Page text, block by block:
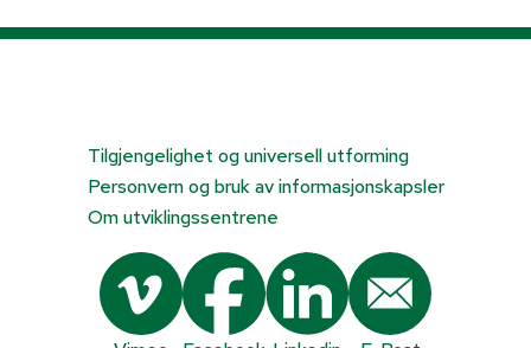
Tilgjengelighet og universell utforming
Personvern og bruk av informasjonskapsler
Om utviklingssentrene